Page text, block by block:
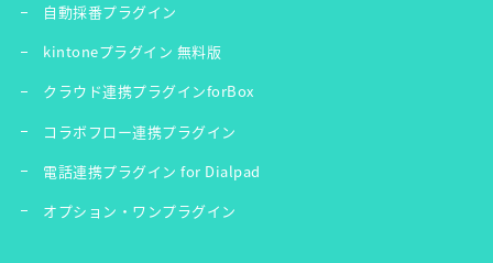
自動採番プラグイン
kintoneプラグイン 無料版
クラウド連携プラグインforBox
コラボフロー連携プラグイン
電話連携プラグイン for Dialpad
オプション・ワンプラグイン